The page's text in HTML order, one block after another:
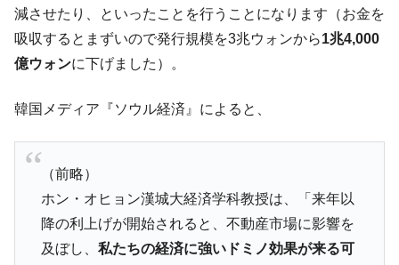
『Money1』
韓国大統領府ボンクラ政策室長が告発され
た ⇒ 国家が行った恐るべき株価操作であり、空前の国政壟
断
動」
国の過剰生産が世界を蝕む。
『Money1』
種は全般的「不調」⇒ PSIが示す現況は決して良くない。
『Money1』
【米韓激突案件】韓国消費者院が『クーパ
ン』1人当たり賠償10万ウォンを認定 ⇒ 総額3兆7,000億
減させたり、といったことを行うことになります（お金を
吸収するとまずいので発行規模を3兆ウォンから1兆4,000
億ウォンに下げました）。
韓国メディア『ソウル経済』によると、
（前略）
ホン・オヒョン漢城大経済学科教授は、「来年以
降の利上げが開始されると、不動産市場に影響を
及ぼし、 私たちの経済に強いドミノ効果が来る可